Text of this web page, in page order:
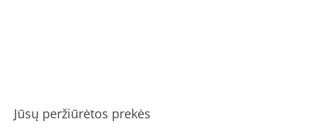
Jūsų peržiūrėtos prekės